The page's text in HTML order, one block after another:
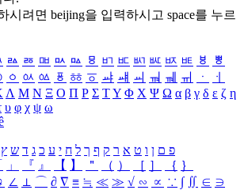
시려면 beijing을 입력하시고 space를 누르
ㅬ ㅭ ㅮ ㅯ ㅰ ㅱ ㅲ ㅳ ㅴ ㅵ ㅶ ㅷ ㅸ
ㅹ
ㆁ ㆂ ㆃ ㆄ ㆅ ㆆ ㆇ ㆈ ㆉ ㆊ ㆋ ㆌ ㆍ
ㆎ
Λ Μ Ν Ξ Ο Π Ρ Σ ΤΥ Φ Χ Ψ Ω α β γ δ ε ζ η
υ φ χ ψ ω
פ ם ן ו ט א ר ק ף ך ל ח י ע כ ג ד ש ץ
」 『 』 【 】 ＂ （ ） ［ ］ ｛ ｝
∠ ⊥ ⌒ ∂ ∇ ≡ ≒ ≪ ≫ √ ∽ ∝ ∵ ∫ ∬ ∈ ∋